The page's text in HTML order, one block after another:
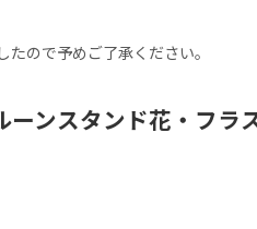
ので予めご了承ください。
ーンスタンド花・フ